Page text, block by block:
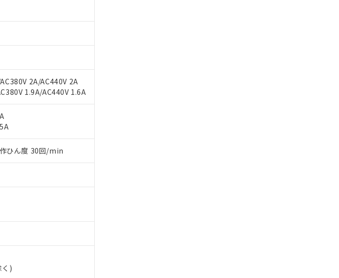
2A/AC440V 2A
1.9A/AC440V 1.6A
ひん度 30回/min
)
、またはお客様担当のオムロン制御機器販売店・
ネットワーク
」をご確認ください。
く第三者に漏洩または開示しないようお願いしま
用いただくには、I-Webメンバーズにご登録され
品リストについて、当社および当社の共同利用者
・商談に必要な範囲で利用することをご了承くだ
に関して"
の「1.共同利用者の範囲」に記載されて
除く。
ことがあります。
。
に遡って非含有を証明するものではありません。
は、対応完了までの期間は出荷製品に未対応品が
。
であることを示します。
ていることを示します。
、 PBDEs(ポリ臭化ジフェニルエーテル類) : 1000ppm、
、 BBP(フタル酸ブチルベンジル) : 1000ppm、
ることを示します。
えいし、環境に深刻な影響を及ぼさない年数を意
国貿易法に定める商品（以下｢規制貨物等」とい
生物兵器またはその他武器並びにこれらの製造装
1、2および3の内容を当該第三者に通知します。
法に輸出するおそれがある場合は、取り引きをい
のお取引先、またはお客様担当のオムロン制御
ていない機種